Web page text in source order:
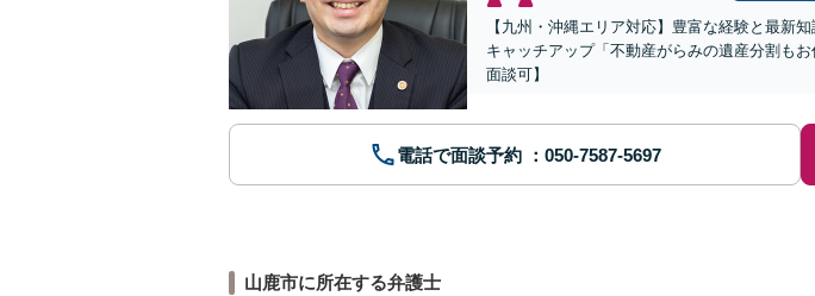
【九州・沖縄エリア対応】豊富な経験と最新
キャッチアップ「不動産がらみの遺産分割も
面談可】
電話で面談予約
山鹿市に所在する弁護士